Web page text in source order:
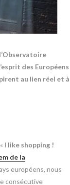
des Européens
au lien réel et à
I like shopping !
de la
européens, nous
consécutive